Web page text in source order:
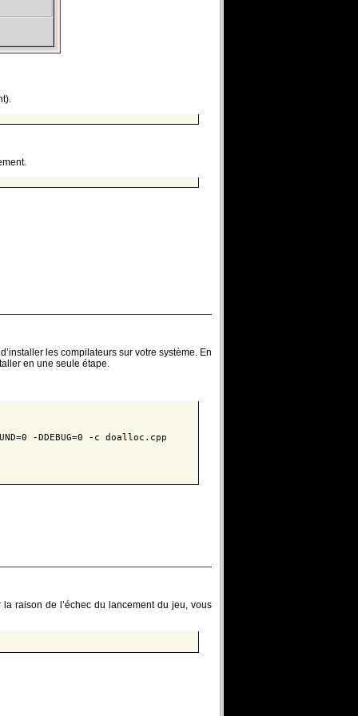
les compilateurs sur votre système. En
en une seule étape.
-DDEBUG=0 -c doalloc.cpp
raison de l’échec du lancement du jeu, vous